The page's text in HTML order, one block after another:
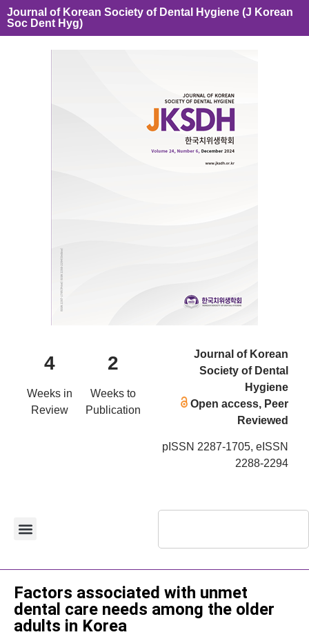
Journal of Korean Society of Dental Hygiene (J Korean
Soc Dent Hyg)
4
Weeks in
Review
2
Weeks to
Publication
Journal of Korean
Society of Dental
Hygiene
Open access, Peer
Reviewed
pISSN 2287-1705, eISSN
2288-2294
Original Article
Factors associated with unmet
dental care needs among the older
adults in Korea